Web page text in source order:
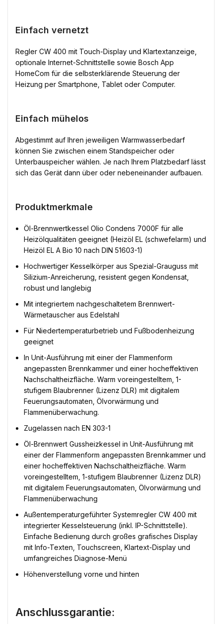
Einfach vernetzt
Regler CW 400 mit Touch-Display und Klartextanzeige,
optionale Internet-Schnittstelle sowie Bosch App
HomeCom für die selbsterklärende Steuerung der
Heizung per Smartphone, Tablet oder Computer.
Einfach mühelos
Abgestimmt auf Ihren jeweiligen Warmwasserbedarf
können Sie zwischen einem Standspeicher oder
Unterbauspeicher wählen. Je nach Ihrem Platzbedarf lässt
sich das Gerät dann über oder nebeneinander aufbauen.
Produktmerkmale
Öl-Brennwertkessel Olio Condens 7000F für alle
Heizölqualitäten geeignet (Heizöl EL (schwefelarm) und
Heizöl EL A Bio 10 nach DIN 51603-1)
Hochwertiger Kesselkörper aus Spezial-Grauguss mit
Silizium-Anreicherung, resistent gegen Kondensat,
robust und langlebig
Mit integriertem nachgeschaltetem Brennwert-
Wärmetauscher aus Edelstahl
Für Niedertemperaturbetrieb und Fußbodenheizung
geeignet
In Unit-Ausführung mit einer der Flammenform
angepassten Brennkammer und einer hocheffektiven
Nachschaltheizfläche. Warm voreingestelltem, 1-
stufigem Blaubrenner (Lizenz DLR) mit digitalem
Feuerungsautomaten, Ölvorwärmung und
Flammenüberwachung.
Zugelassen nach EN 303-1
Öl-Brennwert Gussheizkessel in Unit-Ausführung mit
einer der Flammenform angepassten Brennkammer und
einer hocheffektiven Nachschaltheizfläche. Warm
voreingestelltem, 1-stufigem Blaubrenner (Lizenz DLR)
mit digitalem Feuerungsautomaten, Ölvorwärmung und
Flammenüberwachung
Außentemperaturgeführter Systemregler CW 400 mit
integrierter Kesselsteuerung (inkl. IP-Schnittstelle).
Einfache Bedienung durch großes grafisches Display
mit Info-Texten, Touchscreen, Klartext-Display und
umfangreiches Diagnose-Menü
Höhenverstellung vorne und hinten
Anschlussgarantie: